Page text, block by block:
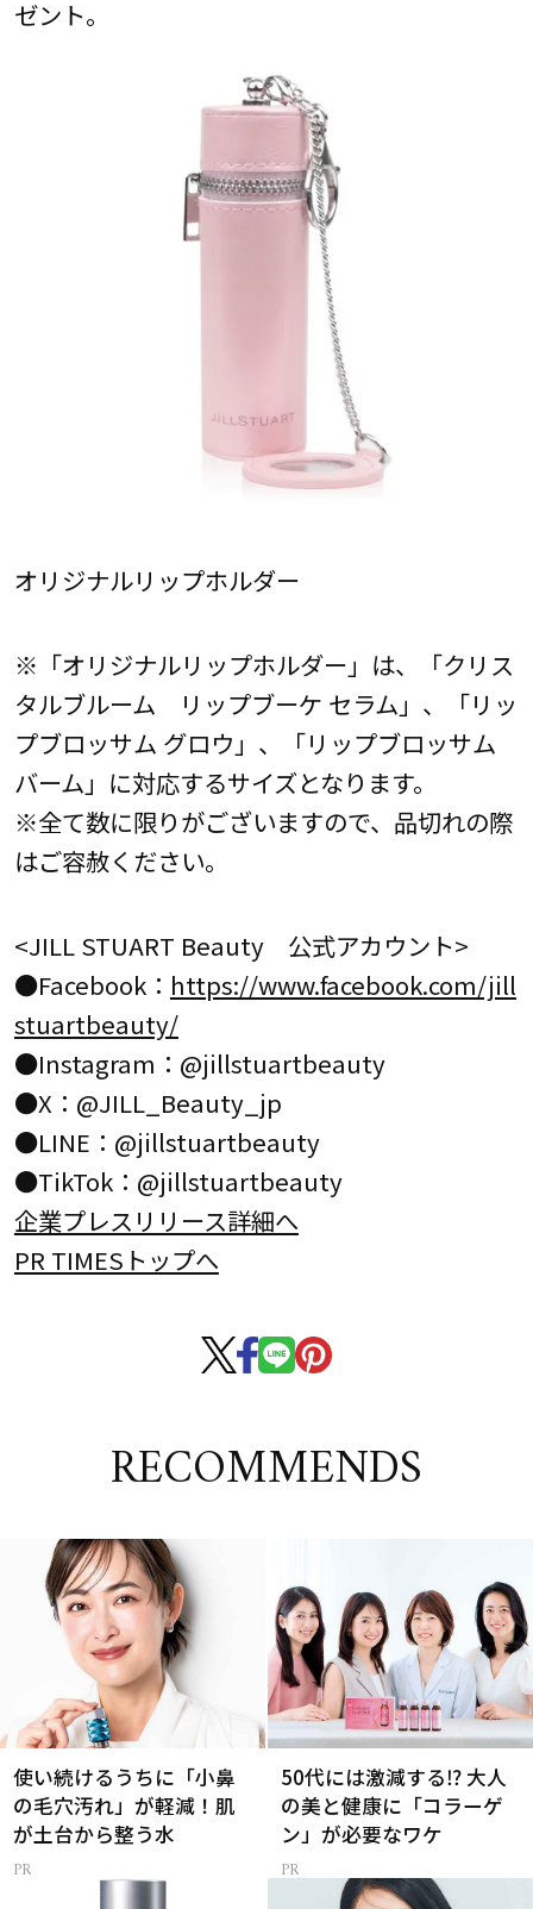
ゼント。
オリジナルリップホルダー
※「オリジナルリップホルダー」は、「クリス
タルブルーム リップブーケ セラム」、「リッ
プブロッサム グロウ」、「リップブロッサム
バーム」に対応するサイズとなります。
※全て数に限りがございますので、品切れの際
はご容赦ください。
<JILL STUART Beauty 公式アカウント>
●Facebook： https://www.facebook.com/jill
stuartbeauty/
●Instagram：@jillstuartbeauty
●X：@JILL_Beauty_jp
●LINE：@jillstuartbeauty
●TikTok：@jillstuartbeauty
企業プレスリリース詳細へ
PR TIMESトップへ
RECOMMENDS
使い続けるうちに「小鼻
の毛穴汚れ」が軽減！肌
が土台から整う水
50代には激減する⁉ 大人
の美と健康に「コラーゲ
ン」が必要なワケ